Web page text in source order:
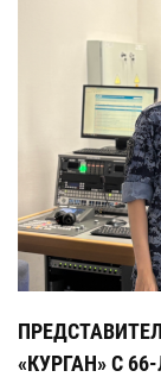
«КУРГАН» С